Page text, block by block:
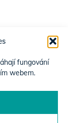
fungování
webem.